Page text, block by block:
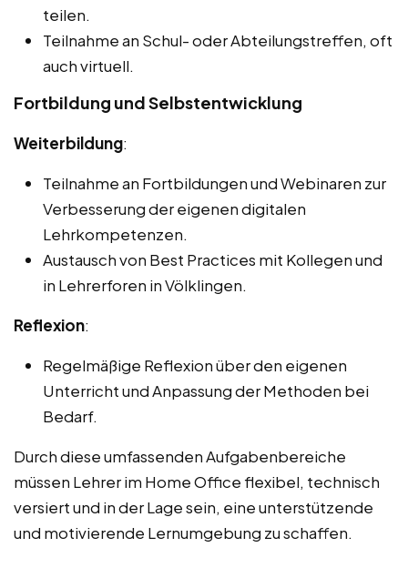
teilen.
Teilnahme an Schul- oder Abteilungstreffen, oft
auch virtuell.
Fortbildung und Selbstentwicklung
Weiterbildung:
Teilnahme an Fortbildungen und Webinaren zur
Verbesserung der eigenen digitalen
Lehrkompetenzen.
Austausch von Best Practices mit Kollegen und
in Lehrerforen in Völklingen.
Reflexion:
Regelmäßige Reflexion über den eigenen
Unterricht und Anpassung der Methoden bei
Bedarf.
Durch diese umfassenden Aufgabenbereiche
müssen Lehrer im Home Office flexibel, technisch
versiert und in der Lage sein, eine unterstützende
und motivierende Lernumgebung zu schaffen.